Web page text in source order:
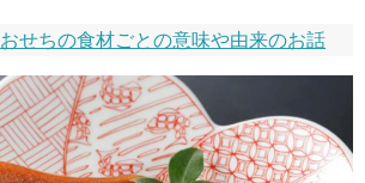
おせちの食材ごとの意味や由来のお話